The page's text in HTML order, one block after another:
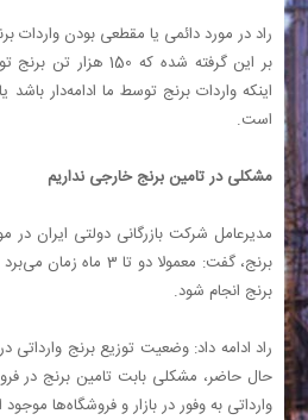
راد در مورد دائمی یا مقطعی بودن واردات
بر این گرفته شده که
اینکه واردات برنج توسط ما ادامه‌دار باشد
است.
مشکلی در تامین برنج خارجی نداریم
مدیرعامل شرکت بازرگانی دولتی ایران در
برنج، گفت: معمولا دو
برنج انجام شود.
راد ادامه داد: وضعیت توزیع برنج وارداتی
حال حاضر، مشکلی بابت تامین برنج در
وارداتی به وفور در بازار و فروشگاه‌ها